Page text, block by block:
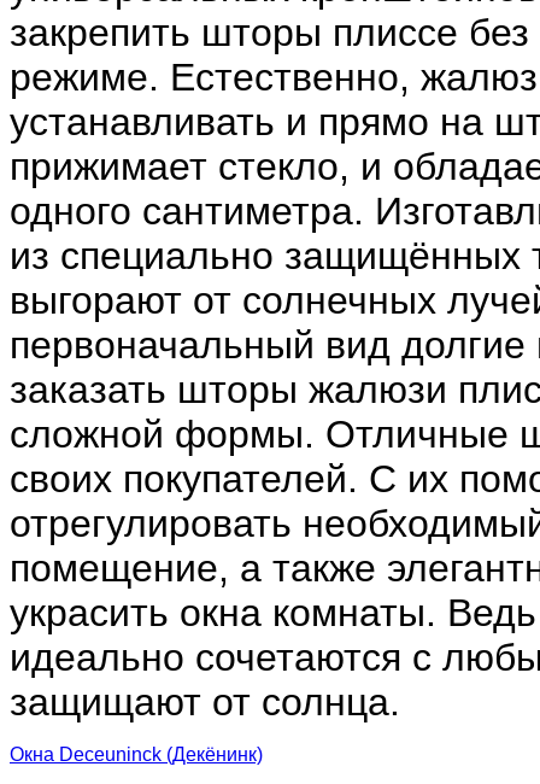
закрепить шторы плиссе
режиме. Естественно,
устанавливать и прямо на
прижимает стекло, и
одного сантиметра.
из специально защищённых
выгорают от солнечных
первоначальный вид
заказать шторы жалюзи
сложной формы. Отличные
своих покупателей. С их
отрегулировать
помещение, а также
украсить окна комнаты.
идеально сочетаются с
защищают от солнца.
Окна Deceuninck (Декёнинк)